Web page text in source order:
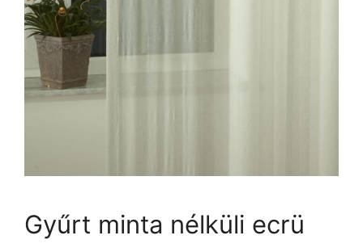
Gyűrt minta nélküli ecrü